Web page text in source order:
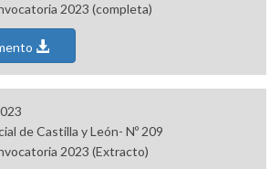
2023 (completa)
de Castilla y León- Nº 209
2023 (Extracto)